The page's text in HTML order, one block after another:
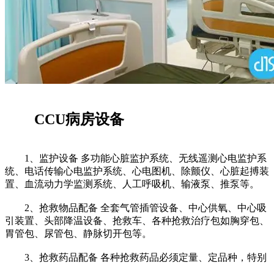
CCU病房设备
1、监护设备 多功能心脏监护系统、无线遥测心电监护系
统、电话传输心电监护系统、心电图机、除颤仪、心脏起搏装
置、血流动力学监测系统、人工呼吸机、输液泵、推泵等。
2、抢救物品配备 全套气管插管设备、中心供氧、中心吸
引装置、头部降温设备、抢救车、各种抢救治疗包如胸穿包、
胃管包、尿管包、静脉切开包等。
3、抢救药品配备 各种抢救药品必须定量、定品种，特别